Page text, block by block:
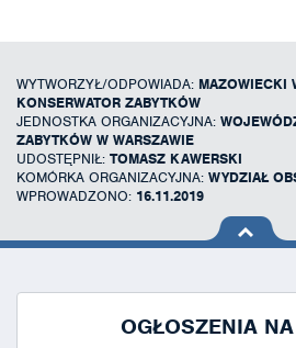
WYTWORZYŁ/ODPOWIADA: MAZOWIECKI
KONSERWATOR ZABYTKÓW
JEDNOSTKA ORGANIZACYJNA:
ZABYTKÓW W WARSZAWIE
UDOSTĘPNIŁ: TOMASZ KAWERSKI
KOMÓRKA ORGANIZACYJNA: WYDZIAŁ
WPROWADZONO: 16.11.2019
na górę
OGŁOSZENIA